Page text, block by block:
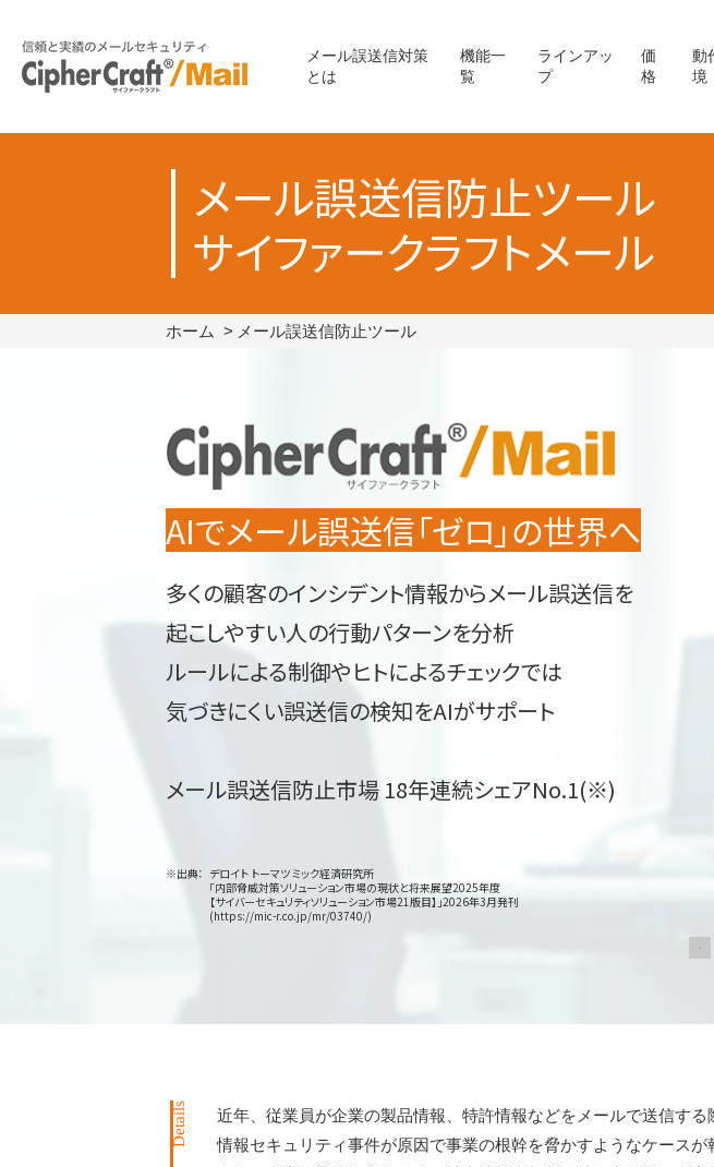
メール誤送信対策
とは
機能一
覧
ラインアッ
プ
価
格
動
境
メール誤送信防止ツール
サイファークラフトメール
ホーム メール誤送信防止ツール
AIでメール誤送信「ゼロ」の世界へ
多くの顧客のインシデント情報からメール誤送信を
起こしやすい人の行動パターンを分析
ルールによる制御やヒトによるチェックでは
気づきにくい誤送信の検知をAIがサポート
メール誤送信防止市場 18年連続シェアNo.1(※)
デロイト トーマツ ミック経済研究所
「内部脅威対策ソリューション市場の現状と将来展望2025年度
【サイバーセキュリティソリューション市場21版目】」2026年3月発刊
(https://mic-r.co.jp/mr/03740/)
Details
近年、従業員が企業の製品情報、特許情報などをメールで送信す
情報セキュリティ事件が原因で事業の根幹を脅かすようなケースが